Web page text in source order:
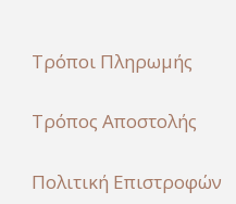
Τρόποι Πληρωμής
Τρόπος Αποστολής
Πολιτική Επιστροφών